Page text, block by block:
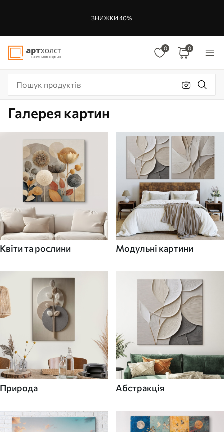
ЗНИЖКИ 40%
0 0
Галерея картин
Квіти та рослини Модульні картини
Природа Абстракція